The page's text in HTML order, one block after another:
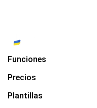
Funciones
Precios
Plantillas